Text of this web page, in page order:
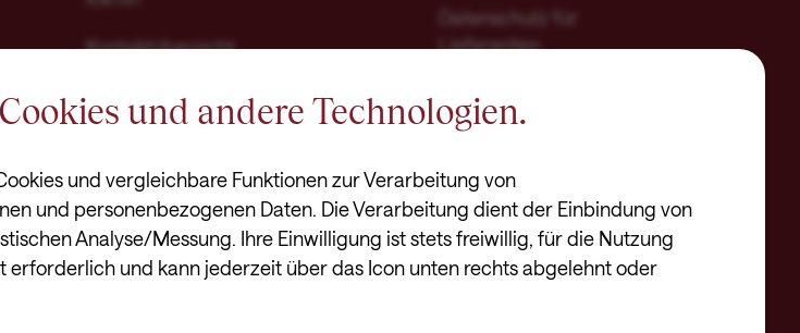
Kontaktübersicht
Datenschutz für
Lieferanten
Datenschutz für
Bewerber
Hinweisgebersystem
Compliance
und andere Technologien.
und vergleichbare Funktionen zur Verarbeitung von
und personenbezogenen Daten. Die Verarbeitung dient der Einbindung von
Analyse/Messung. Ihre Einwilligung ist stets freiwillig, für die Nutzung
erforderlich und kann jederzeit über das Icon unten rechts abgelehnt oder
Anbieter Laufzeit
Zweck
Viridium Webserver 1 Jahr
Dieses Cookie wird verwendet, um Ihre
Viridium Webserver 1 Jahr Dieser Wert speichert Ihre Consent-